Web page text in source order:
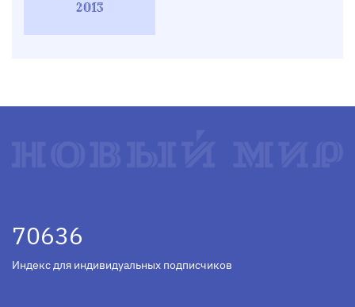
2013
70636
Индекс для индивидуальных подписчиков